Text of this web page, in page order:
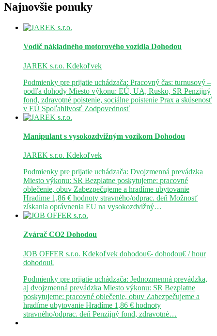
Najnovšie ponuky
Vodič nákladného motorového vozidla Dohodou
JAREK s.r.o. Kdekoľvek
Podmienky pre prijatie uchádzača: Pracovný čas: turnusový –
podľa dohody Miesto výkonu: EÚ, UA, Rusko, SR Penzijný
fond, zdravotné poistenie, sociálne poistenie Prax a skúsenosť
v EÚ Spoľahlivosť Zodpovednosť
Manipulant s vysokozdvižným vozíkom Dohodou
JAREK s.r.o. Kdekoľvek
Podmienky pre prijatie uchádzača: Dvojzmenná prevádzka
Miesto výkonu: SR Bezplatne poskytujeme: pracovné
oblečenie, obuv Zabezpečujeme a hradíme ubytovanie
Hradíme 1,86 € hodnoty stravného/odprac. deň Možnosť
získania oprávnenia EU na vysokozdvižný…
Zvárač CO2 Dohodou
JOB OFFER s.r.o. Kdekoľvek dohodou€- dohodou€ / hour
dohodou€
Podmienky pre prijatie uchádzača: Jednozmenná prevádzka,
aj dvojzmenná prevádzka Miesto výkonu: SR Bezplatne
poskytujeme: pracovné oblečenie, obuv Zabezpečujeme a
hradíme ubytovanie Hradíme 1,86 € hodnoty
stravného/odprac. deň Penzijný fond, zdravotné…